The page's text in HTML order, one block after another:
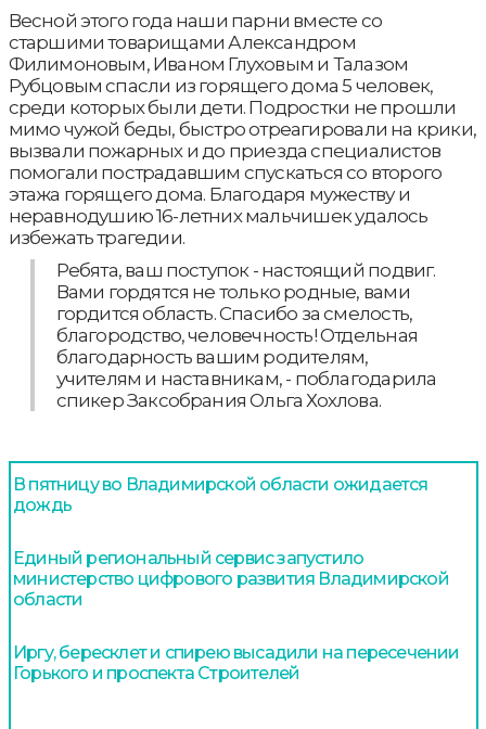
Весной этого года наши парни вместе со
старшими товарищами Александром
Филимоновым, Иваном Глуховым и Талазом
Рубцовым спасли из горящего дома 5 человек,
среди которых были дети. Подростки не прошли
мимо чужой беды, быстро отреагировали на крики,
вызвали пожарных и до приезда специалистов
помогали пострадавшим спускаться со второго
этажа горящего дома. Благодаря мужеству и
неравнодушию 16-летних мальчишек удалось
избежать трагедии.
Ребята, ваш поступок - настоящий подвиг.
Вами гордятся не только родные, вами
гордится область. Спасибо за смелость,
благородство, человечность! Отдельная
благодарность вашим родителям,
учителям и наставникам, - поблагодарила
спикер Заксобрания Ольга Хохлова.
В пятницу во Владимирской области ожидается
дождь
Единый региональный сервис запустило
министерство цифрового развития Владимирской
области
Иргу, бересклет и спирею высадили на пересечении
Горького и проспекта Строителей